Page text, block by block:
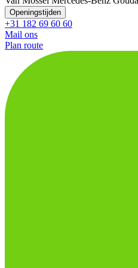
Openingstijden
+31 182 69 60 60
Mail ons
Plan route